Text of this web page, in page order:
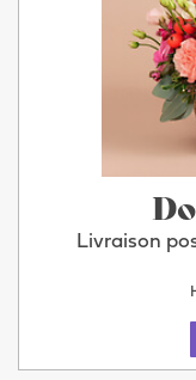
Livraison